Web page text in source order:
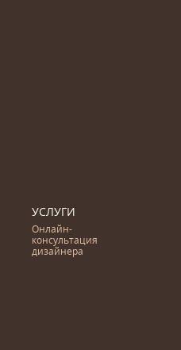
УСЛУГИ
Онлайн-
консультация
дизайнера